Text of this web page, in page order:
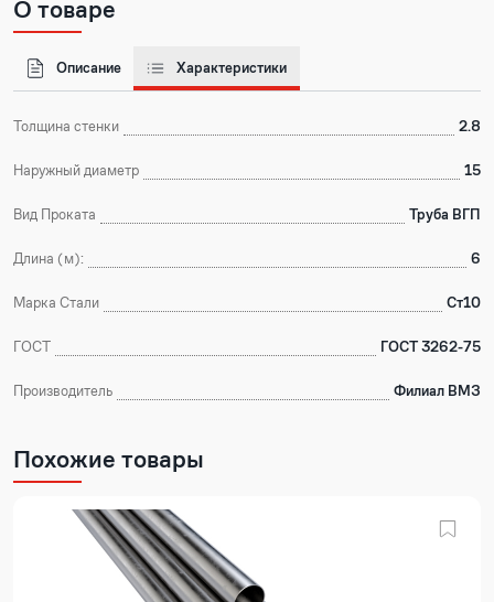
О товаре
Описание Характеристики
Толщина стенки 2.8
Наружный диаметр 15
Вид Проката Труба ВГП
Длина (м): 6
Марка Стали Ст10
ГОСТ ГОСТ 3262-75
Производитель Филиал ВМЗ
Похожие товары